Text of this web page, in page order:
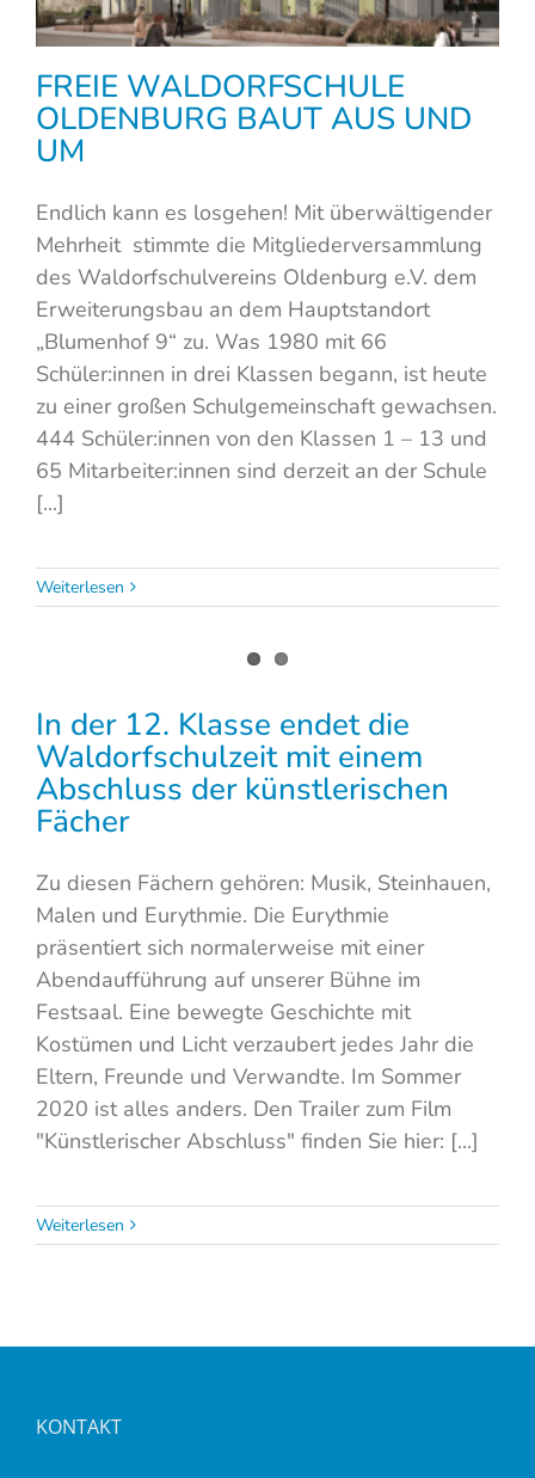
FREIE WALDORFSCHULE
OLDENBURG BAUT AUS UND
UM
Endlich kann es losgehen! Mit überwältigender
Mehrheit stimmte die Mitgliederversammlung
des Waldorfschulvereins Oldenburg e.V. dem
Erweiterungsbau an dem Hauptstandort
„Blumenhof 9“ zu. Was 1980 mit 66
Schüler:innen in drei Klassen begann, ist heute
zu einer großen Schulgemeinschaft gewachsen.
444 Schüler:innen von den Klassen 1 – 13 und
65 Mitarbeiter:innen sind derzeit an der Schule
[...]
Weiterlesen
In der 12. Klasse endet die
Waldorfschulzeit mit einem
Abschluss der künstlerischen
Fächer
Zu diesen Fächern gehören: Musik, Steinhauen,
Malen und Eurythmie. Die Eurythmie
präsentiert sich normalerweise mit einer
Abendaufführung auf unserer Bühne im
Festsaal. Eine bewegte Geschichte mit
Kostümen und Licht verzaubert jedes Jahr die
Eltern, Freunde und Verwandte. Im Sommer
2020 ist alles anders. Den Trailer zum Film
"Künstlerischer Abschluss" finden Sie hier: [...]
Weiterlesen
KONTAKT